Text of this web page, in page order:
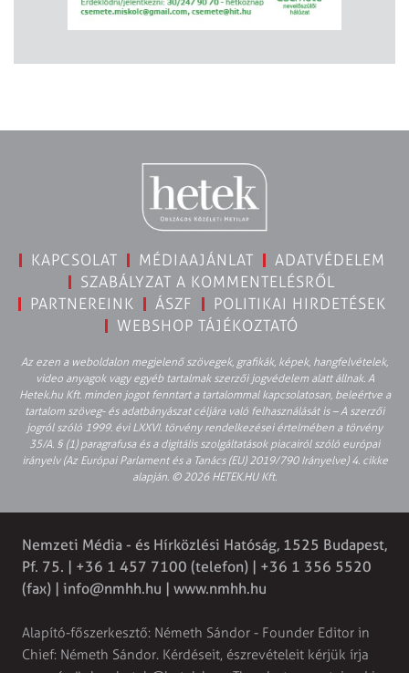
KAPCSOLAT MÉDIAAJÁNLAT
ADATVÉDELEM
SZABÁLYZAT A KOMMENTELÉSRŐL
PARTNEREINK
ÁSZF
POLITIKAI HIRDETÉSEK
WEBSHOP TÁJÉKOZTATÓ
Az ezen a weboldalon megjelenő szövegek, grafikák, képek, hangfelvételek,
video anyagok vagy egyéb tartalmak szerzői jogvédelem alatt állnak. A
Hetek.hu Kft. minden jogot fenntart a tartalommal kapcsolatosan, beleértve a
tartalom szöveg- és adatbányászat céljára való felhasználását is – A szerzői
jogról szóló 1999. évi LXXVI. törvény rendelkezései értelmében a törvény
35/A. § (1) paragrafusa és a digitális szolgáltatások piacairól szóló európai
irányelv (Az Európai Parlament és a Tanács (EU) 2019/790 Irányelve) 4. cikke
alapján. © 2026 HETEK.HU Kft.
Nemzeti Média - és Hírközlési Hatóság, 1525 Budapest,
Pf. 75. | +36 1 457 7100 (telefon) | +36 1 356 5520
(fax) | info@nmhh.hu | www.nmhh.hu
Alapító-főszerkesztő: Németh Sándor - Founder Editor in
Chief: Németh Sándor. Kérdéseit, észrevételeit kérjük írja